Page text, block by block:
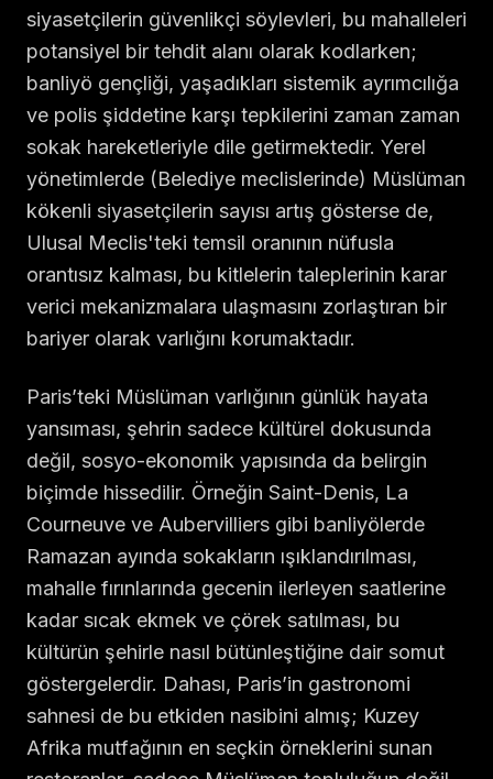
siyasetçilerin güvenlikçi söylevleri, bu mahalleleri
potansiyel bir tehdit alanı olarak kodlarken;
banliyö gençliği, yaşadıkları sistemik ayrımcılığa
ve polis şiddetine karşı tepkilerini zaman zaman
sokak hareketleriyle dile getirmektedir. Yerel
yönetimlerde (Belediye meclislerinde) Müslüman
kökenli siyasetçilerin sayısı artış gösterse de,
Ulusal Meclis'teki temsil oranının nüfusla
orantısız kalması, bu kitlelerin taleplerinin karar
verici mekanizmalara ulaşmasını zorlaştıran bir
bariyer olarak varlığını korumaktadır.
Paris’teki Müslüman varlığının günlük hayata
yansıması, şehrin sadece kültürel dokusunda
değil, sosyo-ekonomik yapısında da belirgin
biçimde hissedilir. Örneğin Saint-Denis, La
Courneuve ve Aubervilliers gibi banliyölerde
Ramazan ayında sokakların ışıklandırılması,
mahalle fırınlarında gecenin ilerleyen saatlerine
kadar sıcak ekmek ve çörek satılması, bu
kültürün şehirle nasıl bütünleştiğine dair somut
göstergelerdir. Dahası, Paris’in gastronomi
sahnesi de bu etkiden nasibini almış; Kuzey
Afrika mutfağının en seçkin örneklerini sunan